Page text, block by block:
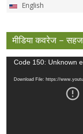
English
मीडिया कवरेज –
Video
Code 150: Unknown
Download File: https://